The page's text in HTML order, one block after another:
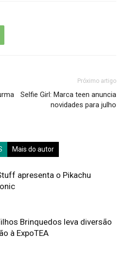
Próximo artigo
Selfie Girl: Marca teen anuncia
novidades para julho
Mais do autor
apresenta o Pikachu
Brinquedos leva diversão
à ExpoTEA